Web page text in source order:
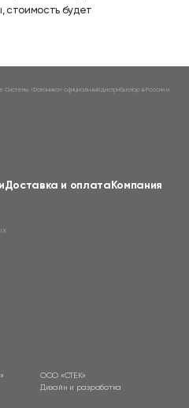
стоимость будет
Фотоника» официальный дистрибьютор в России и
Доставка и оплатаКомпания
ООО «СТЕК»
Дизайн и разработка